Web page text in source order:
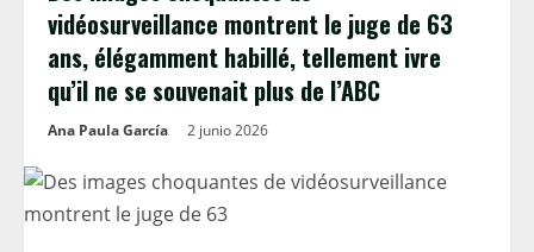
vidéosurveillance montrent le juge de 63
ans, élégamment habillé, tellement ivre
qu’il ne se souvenait plus de l’ABC
Ana Paula García 2 junio 2026